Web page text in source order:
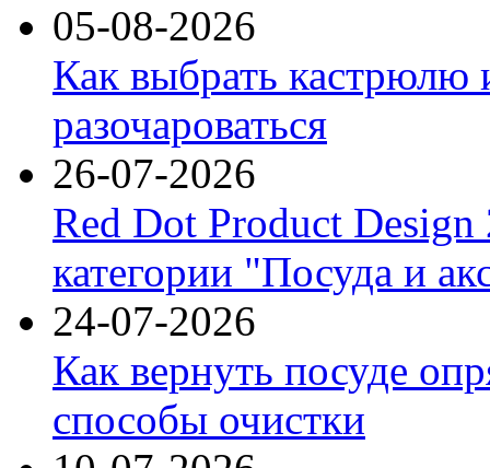
05-08-2026
Как выбрать кастрюлю
разочароваться
26-07-2026
Red Dot Product Design
категории "Посуда и
24-07-2026
Как вернуть посуде
способы очистки